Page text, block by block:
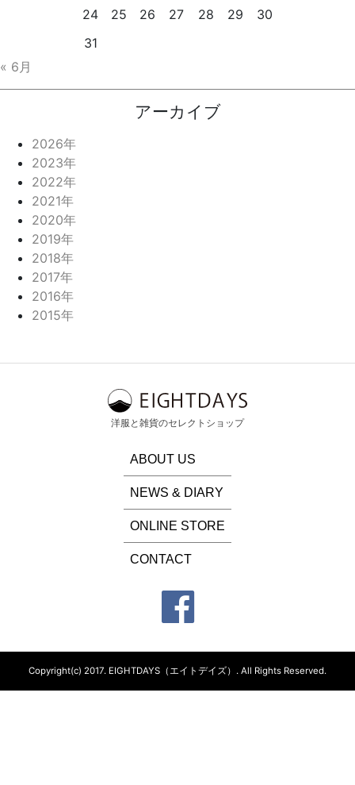
24
25 26 27 28 29
30
31
« 6月
アーカイブ
2026年
2023年
2022年
2021年
2020年
2019年
2018年
2017年
2016年
2015年
洋服と雑貨のセレクトショップ
ABOUT US
NEWS & DIARY
ONLINE STORE
CONTACT
Copyright(c) 2017. EIGHTDAYS（エイトデイズ）. All Rights Reserved.